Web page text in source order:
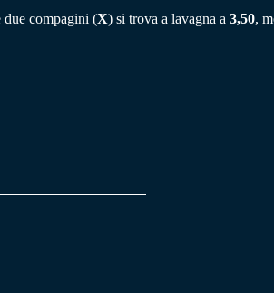
due compagini (X) si trova a lavagna a 3,50,